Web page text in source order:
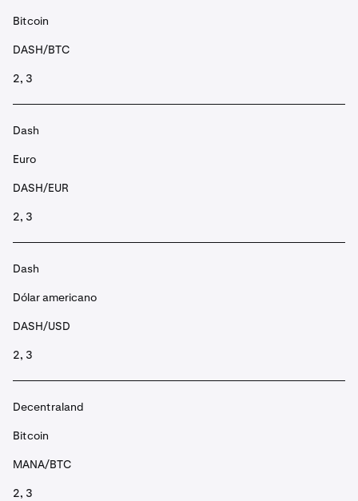
Bitcoin
DASH/BTC
2, 3
Dash
Euro
DASH/EUR
2, 3
Dash
Dólar americano
DASH/USD
2, 3
Decentraland
Bitcoin
MANA/BTC
2, 3